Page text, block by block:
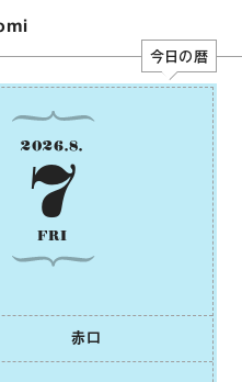
今日の暦
2026.8.
7
FRI
⾚⼝